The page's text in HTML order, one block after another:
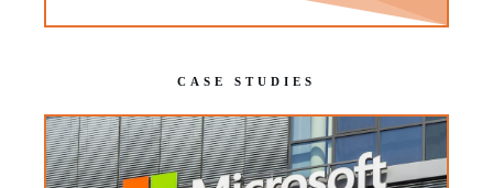
CASE STUDIES